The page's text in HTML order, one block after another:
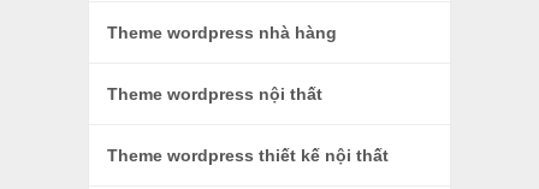
Theme wordpress nhà hàng
Theme wordpress nội thất
Theme wordpress thiết kế nội thất